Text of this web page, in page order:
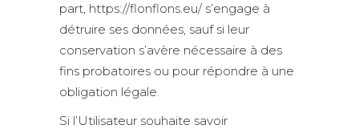
part, https://flonflons.eu/ s’engage à
détruire ses données, sauf si leur
conservation s’avère nécessaire à des
fins probatoires ou pour répondre à une
obligation légale.
Si l’Utilisateur souhaite savoir